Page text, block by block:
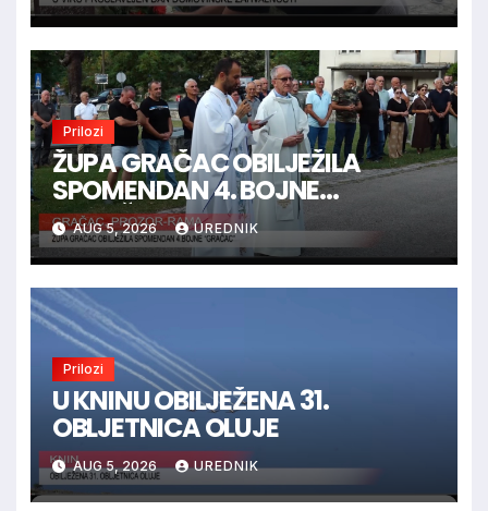
Prilozi
ŽUPA GRAČAC OBILJEŽILA
SPOMENDAN 4. BOJNE
“GRAČAC”
AUG 5, 2026 UREDNIK
Prilozi
U KNINU OBILJEŽENA 31.
OBLJETNICA OLUJE
AUG 5, 2026 UREDNIK